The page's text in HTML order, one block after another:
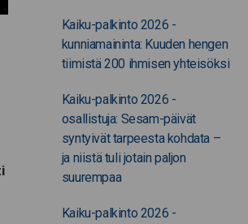
Kaiku-palkinto 2026 -
kunniamaininta: Kuuden hengen
tiimistä 200 ihmisen yhteisöksi
Kaiku-palkinto 2026 -
osallistuja: Sesam-päivät
syntyivät tarpeesta kohdata –
ja niistä tuli jotain paljon
suurempaa
Kaiku-palkinto 2026 -